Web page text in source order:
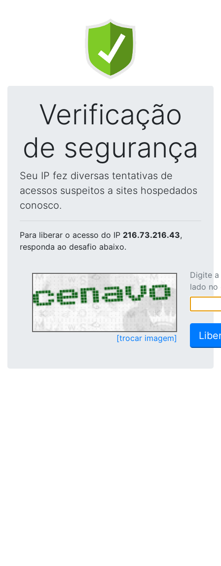
Verificação
de segurança
Seu IP fez diversas tentativas de
acessos suspeitos a sites hospedados
conosco.
Para liberar o acesso do IP 216.73.216.43,
responda ao desafio abaixo.
[trocar imagem]
Digite
lado no